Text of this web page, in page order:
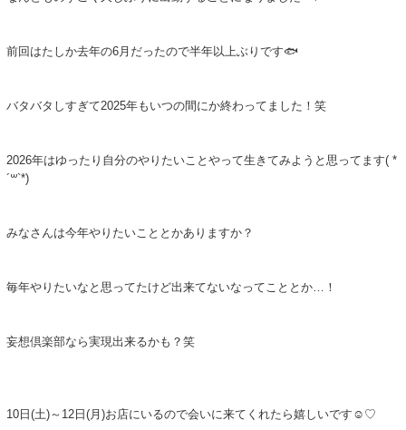
前回はたしか去年の6月だったので半年以上ぶりです🐟
バタバタしすぎて2025年もいつの間にか終わってました！笑
2026年はゆったり自分のやりたいことやって生きてみようと思ってます( *
´꒳`*)
みなさんは今年やりたいこととかありますか？
毎年やりたいなと思ってたけど出来てないなってこととか…！
妄想倶楽部なら実現出来るかも？笑
10日(土)～12日(月)お店にいるので会いに来てくれたら嬉しいです☺️♡